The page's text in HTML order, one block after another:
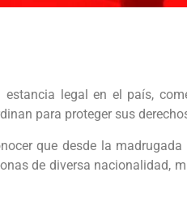
legal en el país,
para proteger sus
que desde la
de diversa nacionalidad,